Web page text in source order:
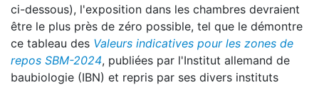
ci-dessous), l'exposition dans les chambres devraient
être le plus près de zéro possible, tel que le démontre
ce tableau des Valeurs indicatives pour les zones de
repos SBM-2024, publiées par l'Institut allemand de
baubiologie (IBN) et repris par ses divers instituts